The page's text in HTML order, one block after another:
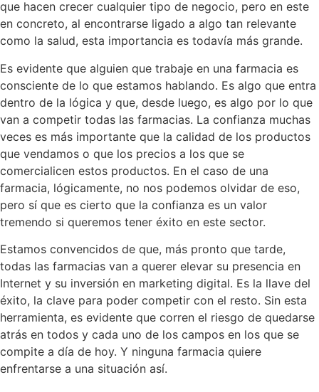
que hacen crecer cualquier tipo de negocio, pero en este
en concreto, al encontrarse ligado a algo tan relevante
como la salud, esta importancia es todavía más grande.
Es evidente que alguien que trabaje en una farmacia es
consciente de lo que estamos hablando. Es algo que entra
dentro de la lógica y que, desde luego, es algo por lo que
van a competir todas las farmacias. La confianza muchas
veces es más importante que la calidad de los productos
que vendamos o que los precios a los que se
comercialicen estos productos. En el caso de una
farmacia, lógicamente, no nos podemos olvidar de eso,
pero sí que es cierto que la confianza es un valor
tremendo si queremos tener éxito en este sector.
Estamos convencidos de que, más pronto que tarde,
todas las farmacias van a querer elevar su presencia en
Internet y su inversión en marketing digital. Es la llave del
éxito, la clave para poder competir con el resto. Sin esta
herramienta, es evidente que corren el riesgo de quedarse
atrás en todos y cada uno de los campos en los que se
compite a día de hoy. Y ninguna farmacia quiere
enfrentarse a una situación así.